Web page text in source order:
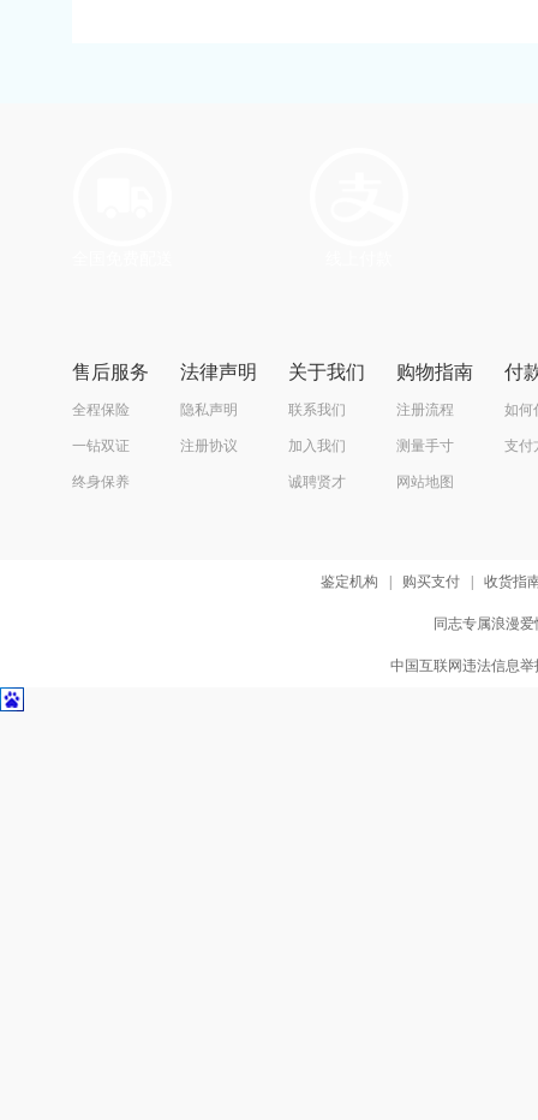
售后服务
全程保险
一钻双证
终身保养
法律声明
隐私声明
注册协议
关于我们
联系我们
加入我们
诚聘贤才
购物指南
注册流程
测量手寸
网站地图
付
如何
支付
鉴定机构 购买支付 收货指
同志专属浪漫
中国互联网违法信息